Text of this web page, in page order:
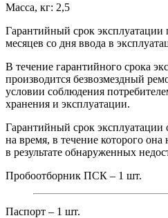
Масса, кг: 2,5
Гарантийный срок
месяцев со дня ввода в
В течение гарантийного срока
производится безвозмездный
условии соблюдения
хранения и эксплуатации.
Гарантийный срок эксплуатации
на время, в течение которого она
в результате обнаруженных
Пробоотборник ПСК – 1 шт.
Паспорт – 1 шт.